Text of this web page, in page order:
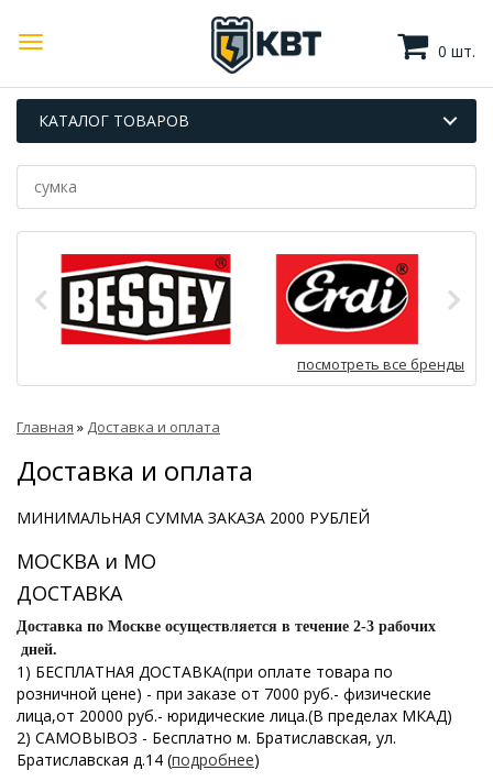
0 шт.
КАТАЛОГ ТОВАРОВ
посмотреть все бренды
Главная » Доставка и оплата
Доставка и оплата
МИНИМАЛЬНАЯ СУММА ЗАКАЗА 2000 РУБЛЕЙ
МОСКВА и МО
ДОСТАВКА
Доставка по Москве осуществляется в течение 2-3 рабочих
дней.
1) БЕСПЛАТНАЯ ДОСТАВКА(при оплате товара по
розничной цене) - при заказе от 7000 руб.- физические
лица,от 20000 руб.- юридические лица.(В пределах МКАД)
2) САМОВЫВОЗ - Бесплатно м. Братиславская, ул.
Братиславская д.14 (подробнее)